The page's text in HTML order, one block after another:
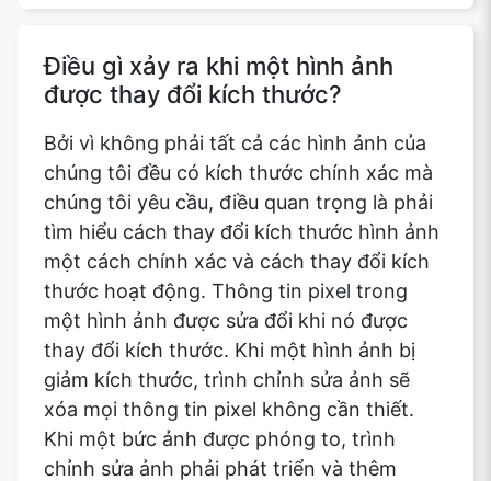
Điều gì xảy ra khi một hình ảnh
được thay đổi kích thước?
Bởi vì không phải tất cả các hình ảnh của
chúng tôi đều có kích thước chính xác mà
chúng tôi yêu cầu, điều quan trọng là phải
tìm hiểu cách thay đổi kích thước hình ảnh
một cách chính xác và cách thay đổi kích
thước hoạt động. Thông tin pixel trong
một hình ảnh được sửa đổi khi nó được
thay đổi kích thước. Khi một hình ảnh bị
giảm kích thước, trình chỉnh sửa ảnh sẽ
xóa mọi thông tin pixel không cần thiết.
Khi một bức ảnh được phóng to, trình
chỉnh sửa ảnh phải phát triển và thêm